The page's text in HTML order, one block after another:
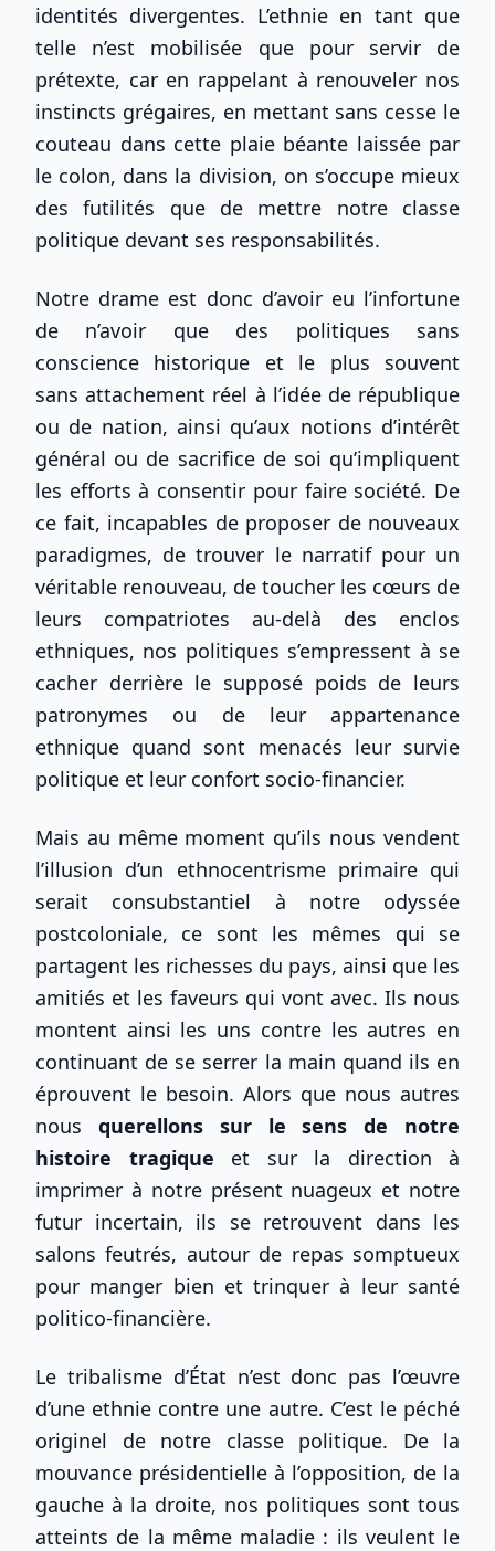
identités divergentes. L’ethnie en tant que
telle n’est mobilisée que pour servir de
prétexte, car en rappelant à renouveler nos
instincts grégaires, en mettant sans cesse le
couteau dans cette plaie béante laissée par
le colon, dans la division, on s’occupe mieux
des futilités que de mettre notre classe
politique devant ses responsabilités.
Notre drame est donc d’avoir eu l’infortune
de n’avoir que des politiques sans
conscience historique et le plus souvent
sans attachement réel à l’idée de république
ou de nation, ainsi qu’aux notions d’intérêt
général ou de sacrifice de soi qu’impliquent
les efforts à consentir pour faire société. De
ce fait, incapables de proposer de nouveaux
paradigmes, de trouver le narratif pour un
véritable renouveau, de toucher les cœurs de
leurs compatriotes au-delà des enclos
ethniques, nos politiques s’empressent à se
cacher derrière le supposé poids de leurs
patronymes ou de leur appartenance
ethnique quand sont menacés leur survie
politique et leur confort socio-financier.
Mais au même moment qu’ils nous vendent
l’illusion d’un ethnocentrisme primaire qui
serait consubstantiel à notre odyssée
postcoloniale, ce sont les mêmes qui se
partagent les richesses du pays, ainsi que les
amitiés et les faveurs qui vont avec. Ils nous
montent ainsi les uns contre les autres en
continuant de se serrer la main quand ils en
éprouvent le besoin. Alors que nous autres
nous querellons sur le sens de notre
histoire tragique et sur la direction à
imprimer à notre présent nuageux et notre
futur incertain, ils se retrouvent dans les
salons feutrés, autour de repas somptueux
pour manger bien et trinquer à leur santé
politico-financière.
Le tribalisme d’État n’est donc pas l’œuvre
d’une ethnie contre une autre. C’est le péché
originel de notre classe politique. De la
mouvance présidentielle à l’opposition, de la
gauche à la droite, nos politiques sont tous
atteints de la même maladie : ils veulent le